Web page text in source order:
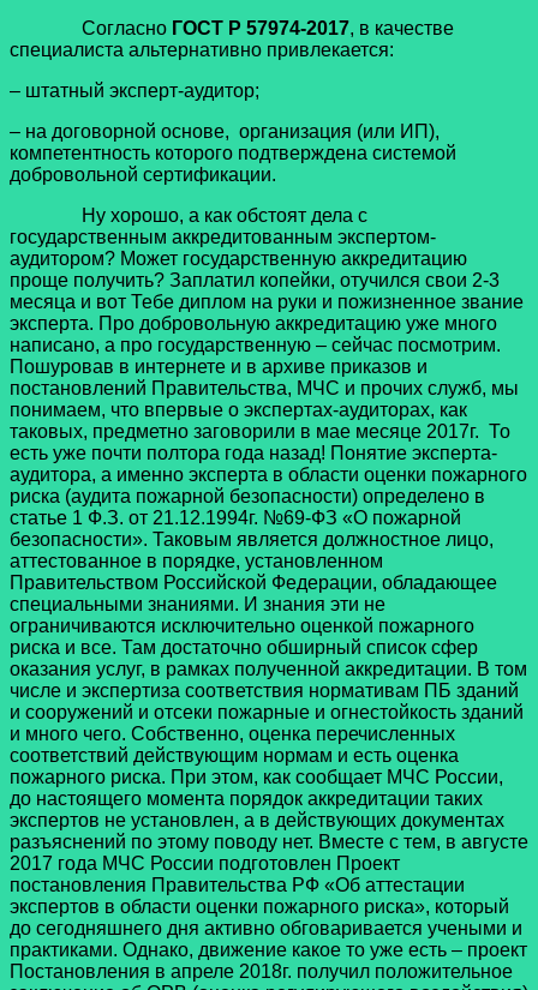
Согласно ГОСТ Р 57974-2017, в качестве
специалиста альтернативно привлекается:
– штатный эксперт-аудитор;
– на договорной основе, организация (или ИП),
компетентность которого подтверждена системой
добровольной сертификации.
Ну хорошо, а как обстоят дела с
государственным аккредитованным экспертом-
аудитором? Может государственную аккредитацию
проще получить? Заплатил копейки, отучился свои 2-3
месяца и вот Тебе диплом на руки и пожизненное звание
эксперта. Про добровольную аккредитацию уже много
написано, а про государственную – сейчас посмотрим.
Пошуровав в интернете и в архиве приказов и
постановлений Правительства, МЧС и прочих служб, мы
понимаем, что впервые о экспертах-аудиторах, как
таковых, предметно заговорили в мае месяце 2017г. То
есть уже почти полтора года назад! Понятие эксперта-
аудитора, а именно эксперта в области оценки пожарного
риска (аудита пожарной безопасности) определено в
статье 1 Ф.З. от 21.12.1994г. №69-ФЗ «О пожарной
безопасности». Таковым является должностное лицо,
аттестованное в порядке, установленном
Правительством Российской Федерации, обладающее
специальными знаниями. И знания эти не
ограничиваются исключительно оценкой пожарного
риска и все. Там достаточно обширный список сфер
оказания услуг, в рамках полученной аккредитации. В том
числе и экспертиза соответствия нормативам ПБ зданий
и сооружений и отсеки пожарные и огнестойкость зданий
и много чего. Собственно, оценка перечисленных
соответствий действующим нормам и есть оценка
пожарного риска. При этом, как сообщает МЧС России,
до настоящего момента порядок аккредитации таких
экспертов не установлен, а в действующих документах
разъяснений по этому поводу нет. Вместе с тем, в августе
2017 года МЧС России подготовлен Проект
постановления Правительства РФ «Об аттестации
экспертов в области оценки пожарного риска», который
до сегодняшнего дня активно обговаривается учеными и
практиками. Однако, движение какое то уже есть – проект
Постановления в апреле 2018г. получил положительное